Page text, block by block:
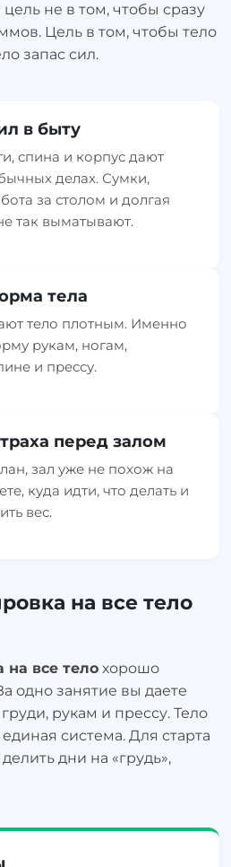
цель не в том, чтобы сразу
Цель в том, чтобы тело
запас сил.
в быту
спина и корпус дают
делах. Сумки,
за столом и долгая
так выматывают.
тела
тело плотным. Именно
рукам, ногам,
и прессу.
перед залом
зал уже не похож на
куда идти, что делать и
вес.
на все тело
на все тело хорошо
одно занятие вы даете
рукам и прессу. Тело
единая система. Для старта
дни на «грудь»,